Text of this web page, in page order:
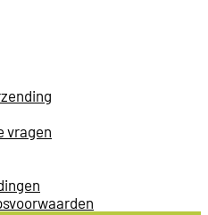
vragen